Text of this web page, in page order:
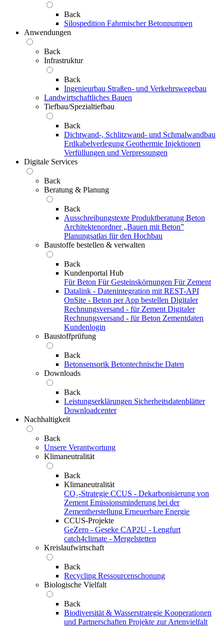
Back
Silospedition Fahrmischer Betonpumpen
Anwendungen
Back
Infrastruktur
Back
Ingenieurbau Straßen- und Verkehrswegebau
Landwirtschaftliches Bauen
Tiefbau/Spezialtiefbau
Back
Dichtwand-, Schlitzwand- und Schmalwandbau
Erdkabelverlegung Geothermie Injektionen
Verfüllungen und Verpressungen
Digitale Services
Back
Beratung & Planung
Back
Ausschreibungstexte Produktberatung Beton
Architektenordner „Bauen mit Beton”
Planungsatlas für den Hochbau
Baustoffe bestellen & verwalten
Back
Kundenportal Hub
Für Beton Für Gesteinskörnungen Für Zement
Datalink - Datenintegration mit REST-API
OnSite - Beton per App bestellen Digitaler
Rechnungsversand - für Zement Digitaler
Rechnungsversand - für Beton Zementdaten
Kundenlogin
Baustoffprüfung
Back
Betonsensorik Betontechnische Daten
Downloads
Back
Leistungserklärungen Sicherheitsdatenblätter
Downloadcenter
Nachhaltigkeit
Back
Unsere Verantwortung
Klimaneutralität
Back
Klimaneutralität
CO₂-Strategie CCUS - Dekarbonisierung von
Zement Emissionsminderung bei der
Zementherstellung Erneuerbare Energie
CCUS-Projekte
GeZero - Geseke CAP2U - Lengfurt
catch4climate - Mergelstetten
Kreislaufwirtschaft
Back
Recycling Ressourcenschonung
Biologische Vielfalt
Back
Biodiversität & Wasserstrategie Kooperationen
und Partnerschaften Projekte zur Artenvielfalt